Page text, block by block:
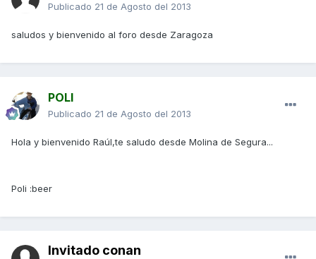
Publicado 21 de Agosto del 2013
saludos y bienvenido al foro desde Zaragoza
POLI
Publicado 21 de Agosto del 2013
Hola y bienvenido Raúl,te saludo desde Molina de Segura...
Poli :beer
Invitado conan